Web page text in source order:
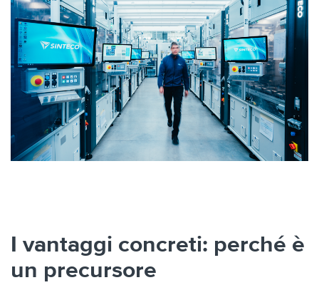
I vantaggi concreti: perché è
un precursore